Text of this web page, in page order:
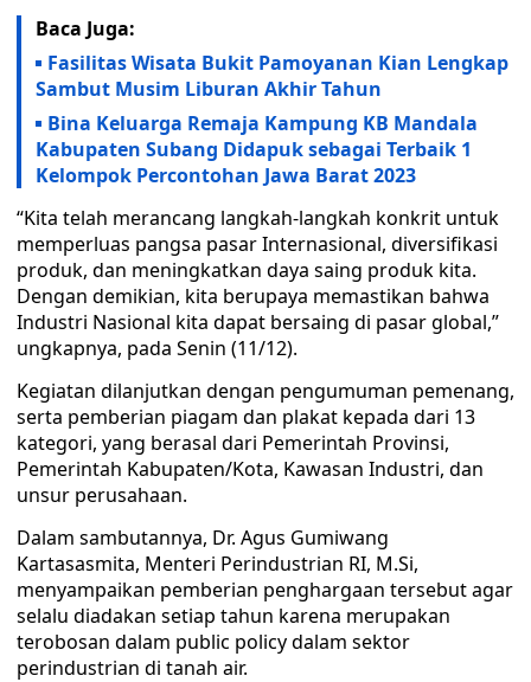
Baca Juga:
Fasilitas Wisata Bukit Pamoyanan Kian Lengkap
Sambut Musim Liburan Akhir Tahun
Bina Keluarga Remaja Kampung KB Mandala
Kabupaten Subang Didapuk sebagai Terbaik 1
Kelompok Percontohan Jawa Barat 2023
“Kita telah merancang langkah-langkah konkrit untuk
memperluas pangsa pasar Internasional, diversifikasi
produk, dan meningkatkan daya saing produk kita.
Dengan demikian, kita berupaya memastikan bahwa
Industri Nasional kita dapat bersaing di pasar global,”
ungkapnya, pada Senin (11/12).
Kegiatan dilanjutkan dengan pengumuman pemenang,
serta pemberian piagam dan plakat kepada dari 13
kategori, yang berasal dari Pemerintah Provinsi,
Pemerintah Kabupaten/Kota, Kawasan Industri, dan
unsur perusahaan.
Dalam sambutannya, Dr. Agus Gumiwang
Kartasasmita, Menteri Perindustrian RI, M.Si,
menyampaikan pemberian penghargaan tersebut agar
selalu diadakan setiap tahun karena merupakan
terobosan dalam public policy dalam sektor
perindustrian di tanah air.